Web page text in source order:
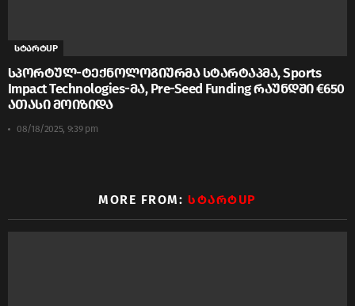
სტარტUP
სპორტულ-ტექნოლოგიურმა სტარტაპმა, Sports
Impact Technologies-მა, Pre-Seed Funding რაუნდში €650
ათასი მოიზიდა
08/18/2025, 9:39 pm
MORE FROM:ᲡᲢᲐᲠᲢUP